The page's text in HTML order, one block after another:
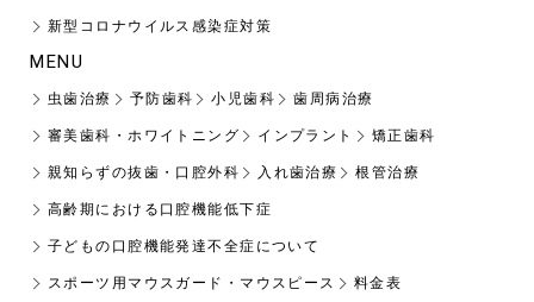
新型コロナウイルス感染症対策
MENU
虫歯治療 予防歯科 小児歯科 歯周病治療
審美歯科・ホワイトニング インプラント 矯正歯科
親知らずの抜歯・口腔外科 入れ歯治療 根管治療
高齢期における口腔機能低下症
子どもの口腔機能発達不全症について
スポーツ用マウスガード・マウスピース 料金表